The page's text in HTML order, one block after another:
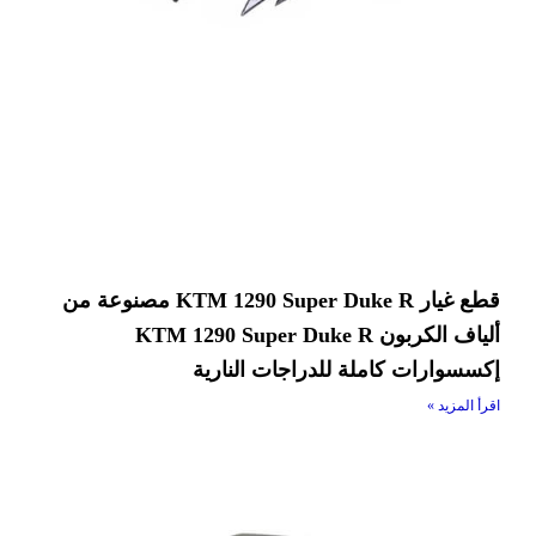
قطع غيار KTM 1290 Super Duke R مصنوعة من
ألياف الكربون KTM 1290 Super Duke R
كاملة للدراجات النارية